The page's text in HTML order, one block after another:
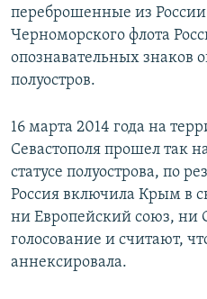
переброшенные из
Черноморского флота
опознавательных знаков
полуостров.
16 марта 2014 года на
Севастополя прошел так
статусе полуострова, по
Россия включила Крым в
ни Европейский союз,
голосование и считают,
аннексировала.